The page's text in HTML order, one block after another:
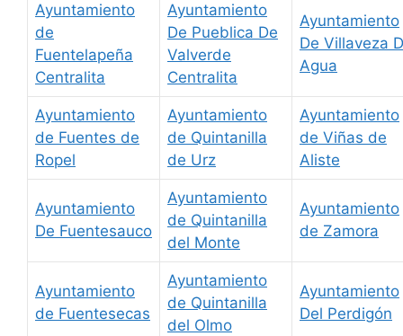
Ayuntamiento
de
Fuentelapeña
Centralita
Ayuntamiento
De Pueblica De
Valverde
Centralita
Ayuntamiento
De Villaveza
Agua
Ayuntamiento
de Fuentes de
Ropel
Ayuntamiento
de Quintanilla
de Urz
Ayuntamiento
de Viñas de
Aliste
Ayuntamiento
De Fuentesauco
Ayuntamiento
de Quintanilla
del Monte
Ayuntamiento
de Zamora
Ayuntamiento
de Fuentesecas
Ayuntamiento
de Quintanilla
del Olmo
Ayuntamiento
Del Perdigón